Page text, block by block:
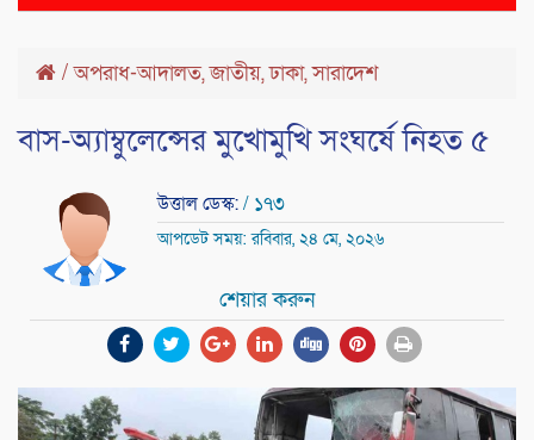
/অপরাধ-আদালত,জাতীয়,ঢাকা,সারাদেশ
বাস-অ্যাম্বুলেন্সের মুখোমুখি সংঘর্ষে নিহত ৫
উত্তাল ডেস্ক:/ ১৭৩
আপডেট সময়: রবিবার, ২৪ মে, ২০২৬
শেয়ার করুন